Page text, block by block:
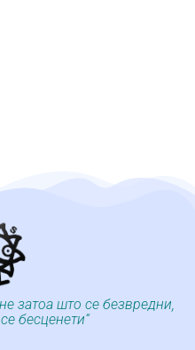
затоа што се безвредни,
бесценети“